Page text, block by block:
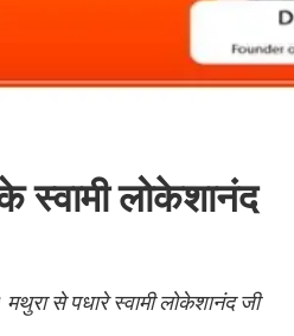
स्वामी लोकेशानंद
से पधारे स्वामी लोकेशानंद जी